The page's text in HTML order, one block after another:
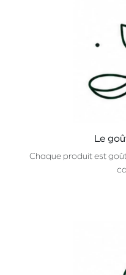
Le
Chaque produit est